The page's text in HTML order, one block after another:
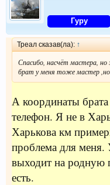
Гуру
Треал сказав(ла):↑
Спасибо, насчёт мастера, но
брат у меня тоже мастер ,но
А координаты
телефон. Я не в
Харькова км
проблема для
выходит на родную
есть.